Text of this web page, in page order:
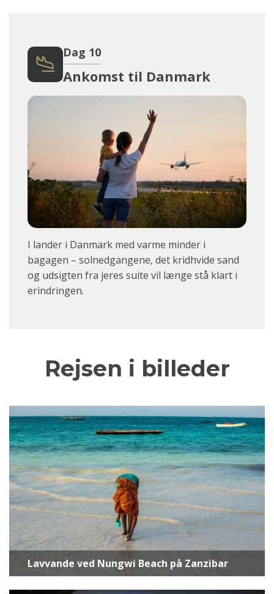
Dag 10
Ankomst til Danmark
I lander i Danmark med varme minder i
bagagen – solnedgangene, det kridhvide sand
og udsigten fra jeres suite vil længe stå klart i
erindringen.
Rejsen i billeder
Lavvande ved Nungwi Beach på Zanzibar